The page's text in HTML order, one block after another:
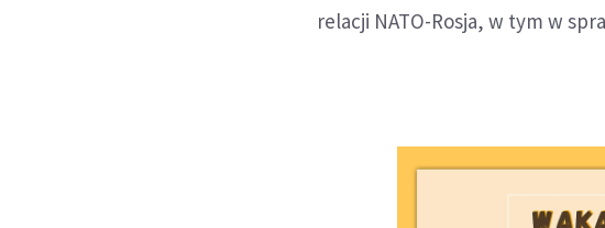
relacji NATO-Rosja, w tym w